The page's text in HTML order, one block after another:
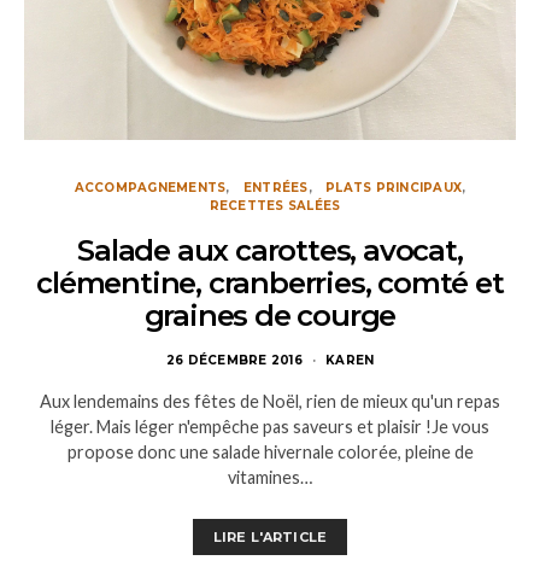
ACCOMPAGNEMENTS ENTRÉES
PLATS PRINCIPAUX
RECETTES SALÉES
Salade aux carottes, avocat,
clémentine, cranberries, comté et
graines de courge
26 DÉCEMBRE 2016 KAREN
Aux lendemains des fêtes de Noël, rien de mieux qu'un repas
léger. Mais léger n'empêche pas saveurs et plaisir !Je vous
propose donc une salade hivernale colorée, pleine de
vitamines…
LIRE L'ARTICLE